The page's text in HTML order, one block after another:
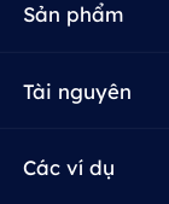
Sản phẩm
Tài nguyên
Các ví dụ